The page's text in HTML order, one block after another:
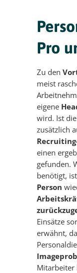
Pro
Zu den
meist
eigene
wird. Ist
zusätzlich
einen
gefunden.
benötigt,
Person
Einsätze
erwähnt,
Mitarbeiter